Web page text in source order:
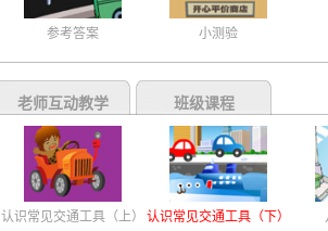
参考答案 小测验
老师互动教学 班级课程
认识常见交通工具（上） 认识常见交通工具（下）